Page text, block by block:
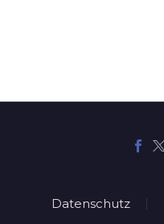
Datenschutz